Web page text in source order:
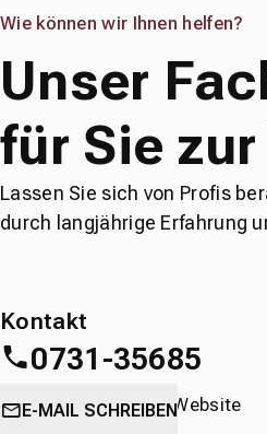
Wie können wir Ihnen helfen?
Unser
für Sie
Lassen Sie sich von Profis
durch langjährige Erfahrung
Kontakt
0731-35685
oderdirekt über die Website
E-MAIL SCHREIBEN